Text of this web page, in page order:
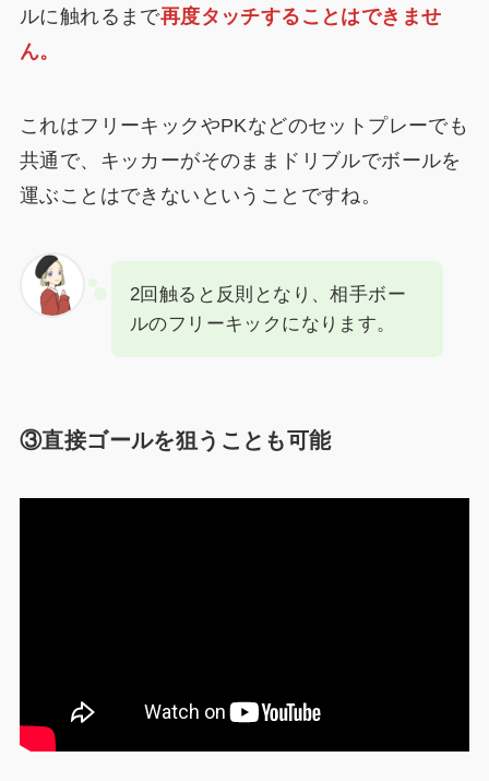
ルに触れるまで再度タッチすることはできませ
ん。
これはフリーキックやPKなどのセットプレーでも
共通で、キッカーがそのままドリブルでボールを
運ぶことはできないということですね。
2回触ると反則となり、相手ボー
ルのフリーキックになります。
③直接ゴールを狙うことも可能